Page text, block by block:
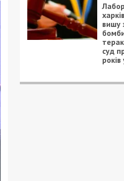
вишу
суд
років